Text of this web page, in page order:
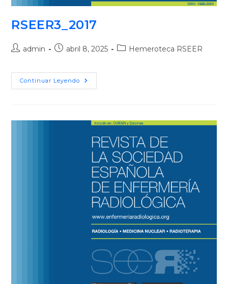
RSEER3_2017
admin abril 8, 2025 Hemeroteca RSEER
Continuar Leyendo